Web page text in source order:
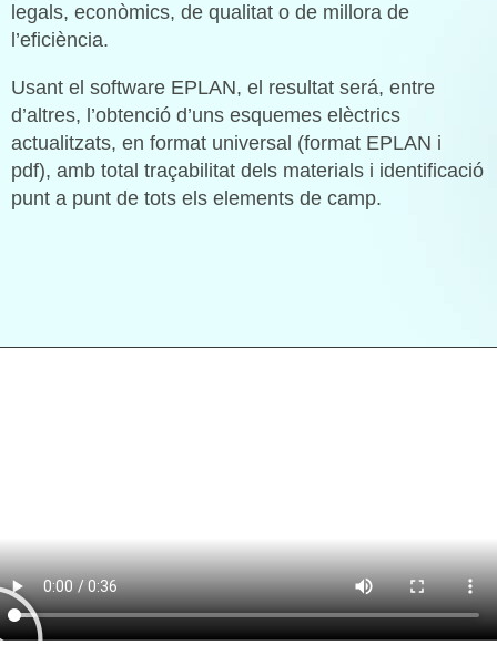
legals, econòmics, de qualitat o de millora de
l’eficiència.
Usant el software EPLAN, el resultat será, entre
d’altres, l’obtenció d’uns esquemes elèctrics
actualitzats, en format universal (format EPLAN i
pdf), amb total traçabilitat dels materials i identificació
punt a punt de tots els elements de camp.